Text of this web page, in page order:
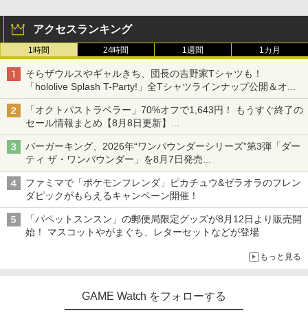
アクセスランキング
1時間 24時間 1週間 1カ月
そらザウルスやギャルきち、団長の吉野家Tシャツも！
「hololive Splash T-Party!」全Tシャツラインナップ公開＆オン
ライン販売開始
「オクトパストラベラー」70%オフで1,643円！ もうすぐ終了の
セール情報まとめ【8月8日更新】
ニンテンドーeショップでは「大神 絶景版」が67%オフで990円
バーガーキング、2026年“ワンパウンダーシリーズ”第3弾「ダー
ティ ザ・ワンパウンダー」を8月7日発売
「特製ガーリックマヨソース」を使用した超大型チーズバーガー
ファミマで「ポケモンフレンダ」ピカチュウ&ゼラオラのフレン
ダピックがもらえるキャンペーン開催！
「パペットスンスン」の郵便局限定グッズが8月12日より販売開
始！ マスコットやがまぐち、レターセットなどが登場
もっと見る
GAME Watch をフォローする